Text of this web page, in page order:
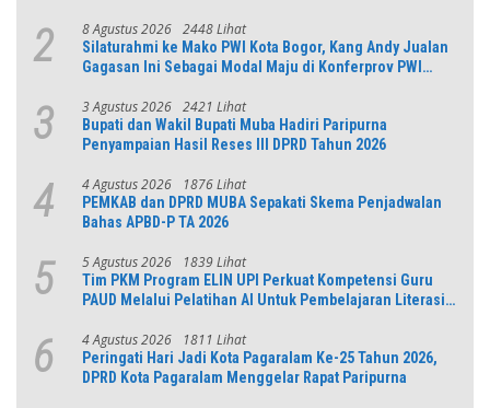
2 8 Agustus 2026 2448 Lihat
Silaturahmi ke Mako PWI Kota Bogor, Kang Andy Jualan
Gagasan Ini Sebagai Modal Maju di Konferprov PWI
3 3 Agustus 2026 2421 Lihat
Bupati dan Wakil Bupati Muba Hadiri Paripurna
Penyampaian Hasil Reses III DPRD Tahun 2026
4 4 Agustus 2026 1876 Lihat
PEMKAB dan DPRD MUBA Sepakati Skema Penjadwalan
Bahas APBD-P TA 2026
5 5 Agustus 2026 1839 Lihat
Tim PKM Program ELIN UPI Perkuat Kompetensi Guru
PAUD Melalui Pelatihan AI Untuk Pembelajaran Literasi
6 4 Agustus 2026 1811 Lihat
Peringati Hari Jadi Kota Pagaralam Ke-25 Tahun 2026,
DPRD Kota Pagaralam Menggelar Rapat Paripurna